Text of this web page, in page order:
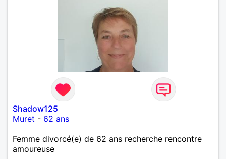
Shadow125
Muret - 62 ans
Femme divorcé(e) de 62 ans recherche rencontre
amoureuse